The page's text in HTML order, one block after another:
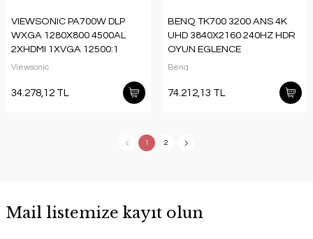
VIEWSONIC PA700W DLP
WXGA 1280X800 4500AL
2XHDMI 1XVGA 12500:1
HOPARLÖR PROJEKSİYON
Viewsonic
34.278,12 TL
BENQ TK700 3200 ANS 4K
UHD 3840X2160 240HZ HDR
OYUN EGLENCE
PROJEKSIYON
Benq
74.212,13 TL
1 2
Mail listemize kayıt olun